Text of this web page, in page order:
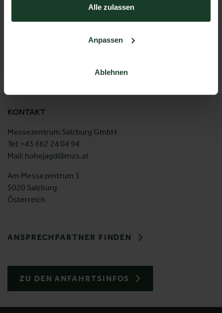
Alle zulassen
Anpassen
Ablehnen
KONTAKT
Messezentrum Salzburg GmbH
Tel: +43 662 24 04 94
Mail: hohejagd@mzs.at
Am Messezentrum 1
5020 Salzburg
Österreich
ANSPRECHPARTNER FINDEN
ZU DEN ANFAHRTSINFOS